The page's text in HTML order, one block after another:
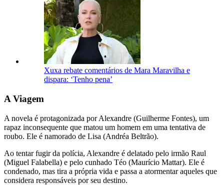
Xuxa rebate comentários de Mara Maravilha e
dispara: ‘Tenho pena’
A Viagem
A novela é protagonizada por Alexandre (Guilherme Fontes), um
rapaz inconsequente que matou um homem em uma tentativa de
roubo. Ele é namorado de Lisa (Andréa Beltrão).
Ao tentar fugir da polícia, Alexandre é delatado pelo irmão Raul
(Miguel Falabella) e pelo cunhado Téo (Maurício Mattar). Ele é
condenado, mas tira a própria vida e passa a atormentar aqueles que
considera responsáveis por seu destino.